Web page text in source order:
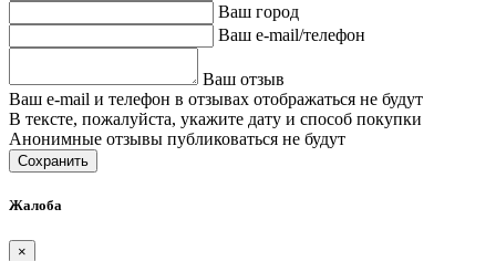
Ваш город
Ваш e-mail/телефон
Ваш отзыв
Ваш e-mail и телефон в отзывах отображаться не будут
В тексте, пожалуйста, укажите дату и способ покупки
Анонимные отзывы публиковаться не будут
Сохранить
Жалоба
×